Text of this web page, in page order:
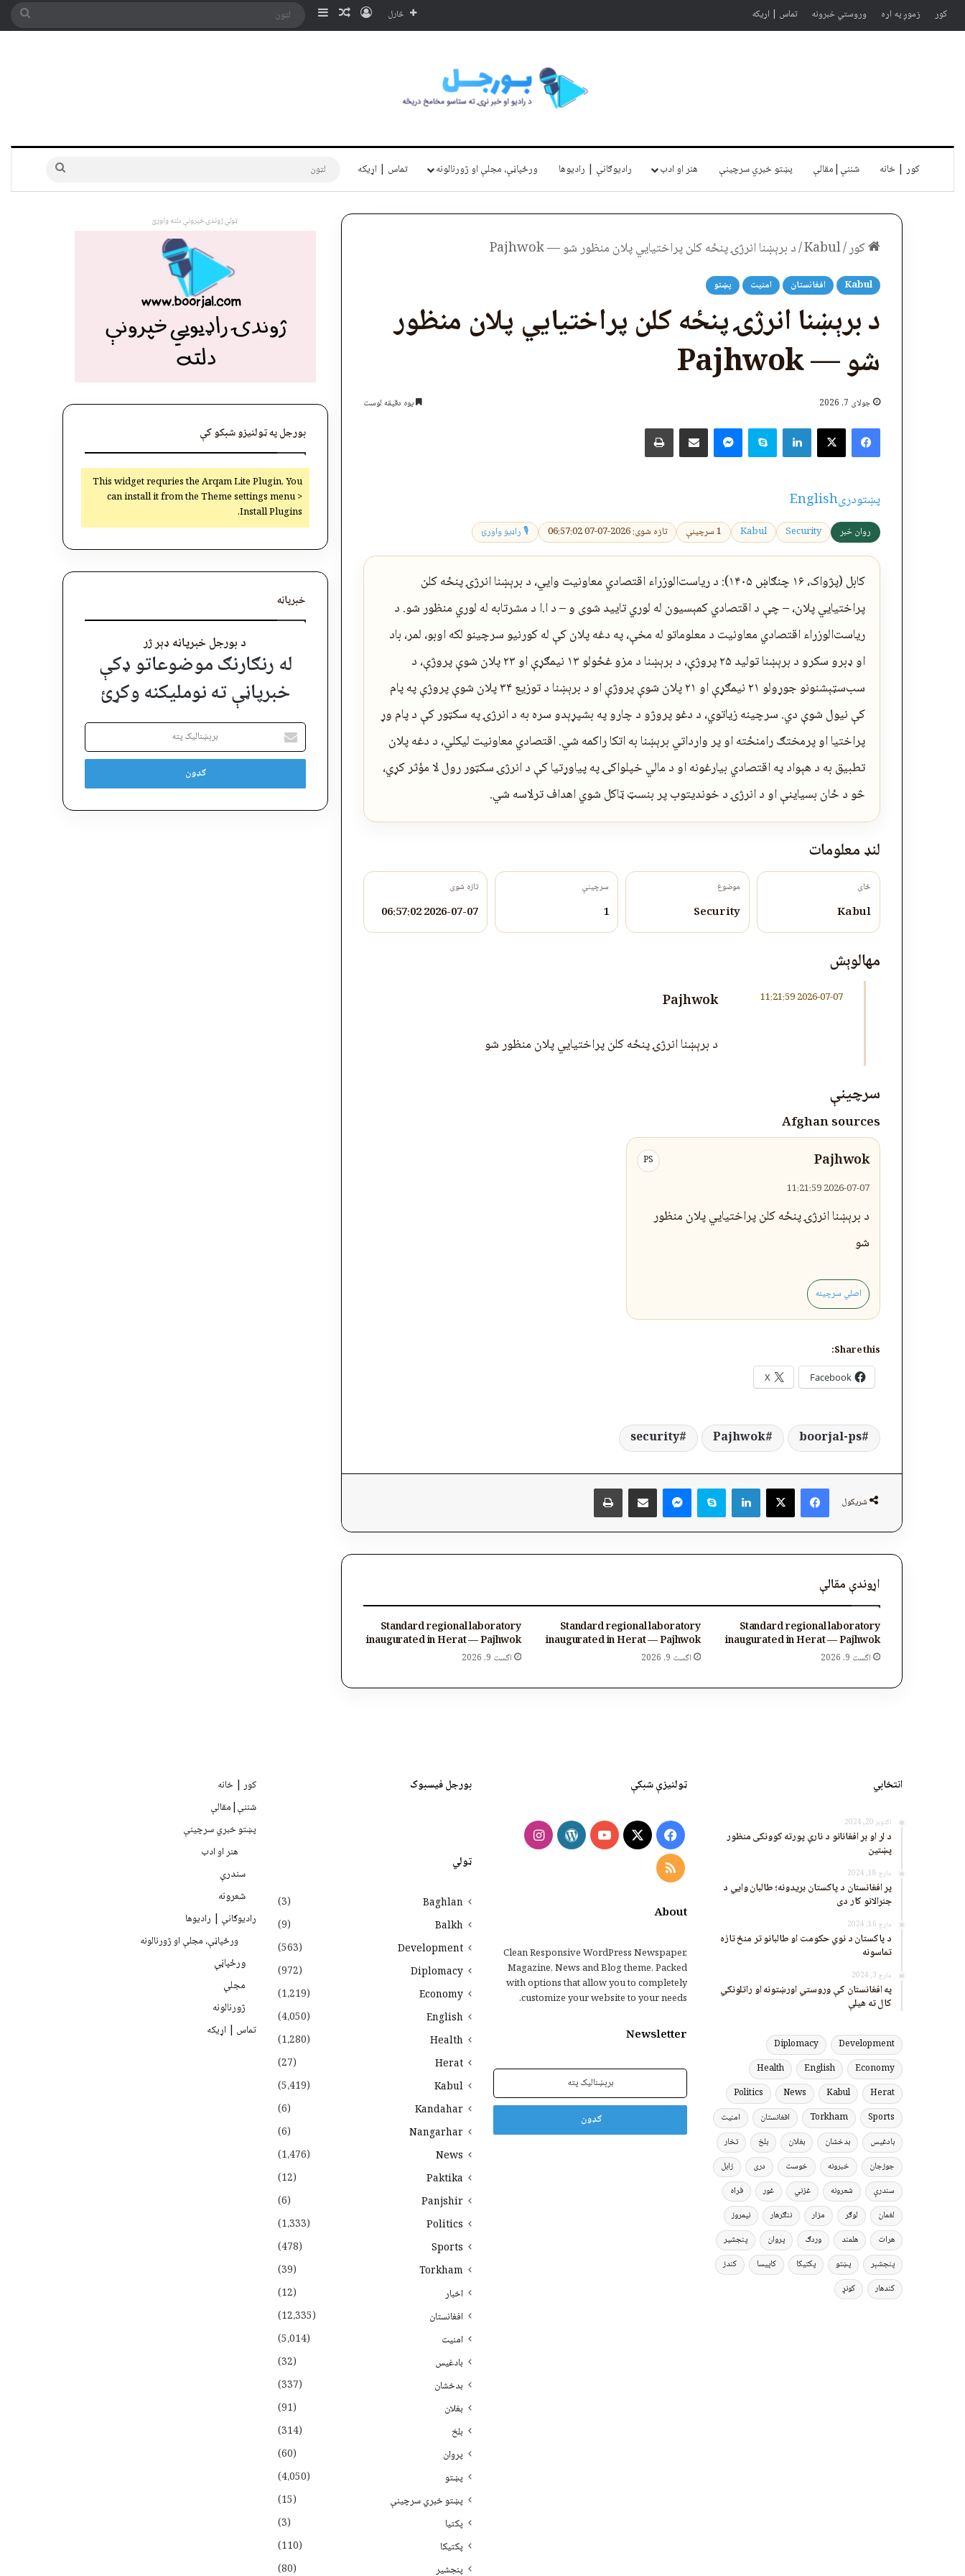
کور زموږ په اړه وروستي خبرونه تماس | اړیکه څارل ننوتلناڅاپه توری
Sidebar لټون
کور | خانه شننې|مقالې پښتو خبري سرچينې هنر او ادب رادیوګانې | رادیوها ورځپاڼې، مجلې او ژورنالونه تماس | اړیکه لټون
کور/
Kabul
/د برېښنا انرژۍ پنځه کلن پراختیايي پلان منظور شو — Pajhwok
Kabul افغانستان امنیت پښتو
د برېښنا انرژۍ پنځه کلن پراختیايي پلان منظور
شو — Pajhwok
جولای 7, 2026 یوه دقیقه لوست
Facebook
X
LinkedIn
Skype
Messenger
پر برېښنالیک یې شریک کړئ چاپول
پښتودریEnglish
روان خبر Security
Kabul 1 سرچینې تازه شوی: 2026-07-07 06:57:02 🎙 راډیو واورئ
کابل (پژواک، ۱۶ چنګاښ ۱۴۰۵): د ریاست‌الوزراء اقتصادي معاونیت وایي، د برېښنا انرژۍ پنځه کلن
پراختیايي پلان، – چې د اقتصادي کمېسیون له لوري تایید شوی و – د ا.ا د مشرتابه له لوري منظور شو. د
ریاست‌الوزراء اقتصادي معاونیت د معلوماتو له مخې، په دغه پلان کې له کورنیو سرچینو لکه اوبو، لمر، باد
او ډبرو سکرو د برېښنا تولید ۲۵ پروژې، د برېښنا د مزو غځولو ۱۳ نیمګړې او ۲۳ پلان شوې پروژې، د
سب‌سټېشنونو جوړولو ۲۱ نیمګړې او ۲۱ پلان شوې پروژې او د برېښنا د توزیع ۳۴ پلان شوې پروژې په پام
کې نیول شوې دي. سرچینه زیاتوي، د دغو پروژو د چارو په بشپړېدو سره به د انرژۍ په سکټور کې د پام وړ
پراختیا او پرمختګ رامنځته او پر وارداتي برېښنا به اتکا راکمه شي. اقتصادي معاونیت لیکلي، د دغه پلان
تطبیق به د هېواد په اقتصادي بیارغونه او د مالي خپلواکۍ په پياوړتیا کې د انرژۍ سکټور رول لا مؤثر کړي،
څو د ځان بسیاینې او د انرژۍ د خوندیتوب پر بنسټ ټاکل شوي اهداف ترلاسه شي.
لنډ معلومات
ځای
Kabul
موضوع
Security
سرچینې
1
تازه شوی
2026-07-07 06:57:02
مهالوېش
2026-07-07 11:21:59
Pajhwok
د برېښنا انرژۍ پنځه کلن پراختیايي پلان منظور شو
سرچینې
Afghan sources
Pajhwok
PS
2026-07-07 11:21:59
د برېښنا انرژۍ پنځه کلن پراختیايي پلان منظور
شو
اصلي سرچینه
Share this:
Facebook
X
boorjal-ps
Pajhwok
security
شریکول
Facebook
X
LinkedIn
Skype
Messenger
پر برېښنالیک یې شریک کړئ چاپول
اړوندې مقالې
Standard regional laboratory
inaugurated in Herat — Pajhwok
اگست 9, 2026
Standard regional laboratory
inaugurated in Herat — Pajhwok
اگست 9, 2026
Standard regional laboratory
inaugurated in Herat — Pajhwok
اگست 9, 2026
ټولې ژوندۍ خپرونې دلته واورئ
بورجل په ټولنیزو شبکو کې
This widget requries the Arqam Lite Plugin, You
can install it from the Theme settings menu >
Install Plugins.
خبرپاڼه
د بورجل خبرپاڼه ډېر ژر
له رنګارنګ موضوعاتو ډکې
خبرپاڼې ته نوملیکنه وکړئ
برېښنالیک
پته
انتخابي
اکتوبر 20, 2024
د لر او بر افغانانو د نارې پورته کوونکی منظور
پښتین
مارچ 18, 2024
پر افغانستان د پاکستان بریدونه؛ طالبان وايي د
جنرالانو کار دی
مارچ 16, 2024
د پاکستان د نوي حکومت او طالبانو تر منځ تازه
تماسونه
مارچ 3, 2024
په افغانستان کې وروستي اورښتونه او راتلونکي
کال ته هیلې
Development
Diplomacy
Economy
English
Health
Herat
Kabul
News
Politics
Sports
Torkham افغانستان
امنیت
بادغیس
بدخشان بغلان بلخ
تخار
جوزجان
خبرونه خوست دری
زابل
سندرې
شعرونه غزني غور
فراه
لغمان
لوګر مزار ننګرهار
نیمروز
هرات
هلمند وردګ پروان
پنجشیر
پنجشېر
پښتو پکتیکا کاپیسا
کندز
کندهار
کونړ
ټولنیزې شبکې
Facebook
X
YouTube
WordPress
Instagram
RSS
About
Clean Responsive WordPress Newspaper,
Magazine, News and Blog theme. Packed
with options that allow you to completely
customize your website to your needs.
Newsletter
برېښنالیک
بورجل فیسبوک
ټولي
Baghlan
(3)
Balkh
(9)
Development
(563)
Diplomacy
(972)
Economy
(1،219)
English
(4،050)
Health
(1،280)
Herat
(27)
Kabul
(5،419)
Kandahar
(6)
Nangarhar
(6)
News
(1،476)
Paktika
(12)
Panjshir
(6)
Politics
(1،333)
Sports
(478)
Torkham
(39)
اخبار
(12)
افغانستان
(12،335)
امنیت
(5،014)
بادغیس
(32)
بدخشان
(337)
بغلان
(91)
بلخ
(314)
پروان
(60)
پښتو
(4،050)
پښتو خبري سرچينې
(15)
پکتيا
(3)
پکتیکا
(110)
پنجشیر
(80)
کور | خانه
شننې|مقالې
پښتو خبري سرچينې
هنر او ادب
سندرې
شعرونه
رادیوګانې | رادیوها
ورځپاڼې، مجلې او ژورنالونه
ورځپاڼې
مجلې
ژورنالونه
تماس | اړیکه